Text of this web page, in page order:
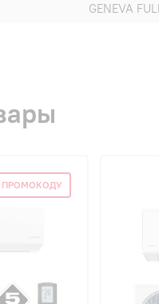
GENEVA